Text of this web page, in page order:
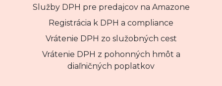
Služby DPH pre predajcov na Amazone
Registrácia k DPH a compliance
Vrátenie DPH zo služobných cest
Vrátenie DPH z pohonných hmôt a
diaľničných poplatkov